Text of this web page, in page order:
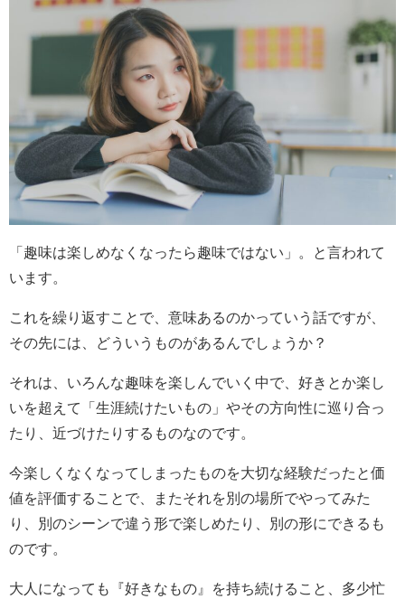
「趣味は楽しめなくなったら趣味ではない」。と言われて
います。
これを繰り返すことで、意味あるのかっていう話ですが、
その先には、どういうものがあるんでしょうか？
それは、いろんな趣味を楽しんでいく中で、好きとか楽し
いを超えて「生涯続けたいもの」やその方向性に巡り合っ
たり、近づけたりするものなのです。
今楽しくなくなってしまったものを大切な経験だったと価
値を評価することで、またそれを別の場所でやってみた
り、別のシーンで違う形で楽しめたり、別の形にできるも
のです。
大人になっても『好きなもの』を持ち続けること、多少忙